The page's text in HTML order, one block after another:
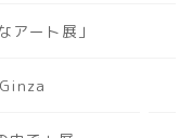
アート展」